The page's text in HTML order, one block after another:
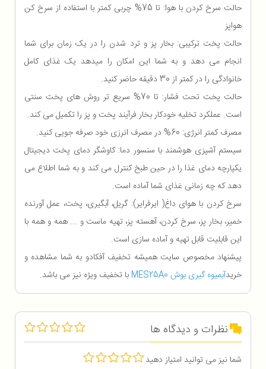
حالت سرخ کردن با هوا: تا 75% چربی کمتر با استفاده از سرخ کن
هواپز
حالت پخت ترکیبی: بخار پز و ترد شدن را در یک زمان برای شما
انجام می دهد و به شما این امکان را میدهد یک غذای کامل
خانوادگی را در کمتر از 30 دقیقه حاضر کنید.
حالت پخت تحت فشار: تا 70% سریع تر روش های پخت سنتی
است. عملکرد تخلیه خودکار بخار فرآیند پخت و پز را تکمیل می کند.
مصرف کمتر انرژی: 60% در مصرف انرزی خود صرفه جویی کنید.
سیستم آشپزی هوشمند با سنسور دما: کاوشگر دمای پخت دیجیتال
یکپارچه دمای غذا را در حین طبخ کنترل می کند و به شما اطلاع می
دهد که چه زمانی غذای شما آماده است.
سرخ کردن با هوای داغ( ایرفرایر): گریل، آبگیری، پخت، عمل آورنده
خمیر، بخار پز، سرخ کردن، آهسته پز، تهیه ماست و ... همه و همه با
این قابلیت قابل تهیه و آماده سازی است.
پیشنهاد مخصوص سایت همیشه تخفیف آفکادو به شما مشاهده و
خریدآبمیوه گیری بوش MES25A0 با تخفیف ویژه نیز می باشد.
نظرات و دیدگاه ها
شما نیز می توانید امتیاز دهید